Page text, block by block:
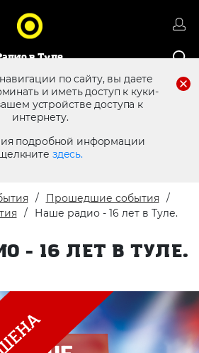
в Туле
по сайту, вы даете
и иметь доступ к куки-
устройстве доступа к
интернету.
подробной информации
здесь.
Реклама в эфире
Прошедшие события
Наше радио - 16 лет в Туле.
- 16 ЛЕТ В ТУЛЕ.